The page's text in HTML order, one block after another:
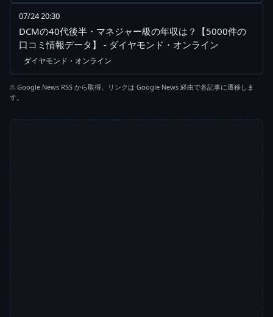
07/24 20:30
DCMの40代後半・マネジャー級の年収は？【5000件の
口コミ情報データ】 - ダイヤモンド・オンライン
ダイヤモンド・オンライン
※ Google News RSS から取得。リンクは Google News 経由で各記事に遷移しま
す。